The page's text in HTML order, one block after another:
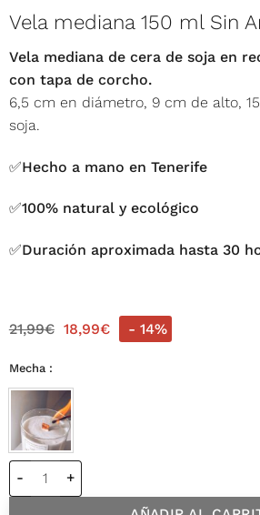
Vela mediana 150 ml Sin
Vela mediana de cera de soja en
con tapa de corcho.
6,5 cm en diámetro, 9 cm de alto,
soja.
✅Hecho a mano en Tenerife
✅100% natural y ecológico
✅Duración aproximada hasta 30
21,99€ 18,99€ - 14%
Mecha